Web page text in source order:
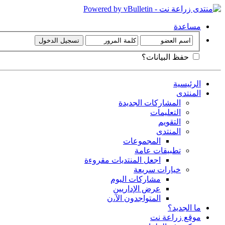
مساعدة
حفظ البيانات؟
الرئيسية
المنتدى
المشاركات الجديدة
التعليمات
التقويم
المنتدى
المجموعات
تطبيقات عامة
اجعل المنتديات مقروءة
خيارات سريعة
مشاركات اليوم
عرض الإداريين
المتواجدون الآ،ن
ما الجديد؟
موقع زراعة نت